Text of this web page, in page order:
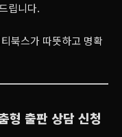
립니다.
북스가 따뜻하고 명확
형 출판 상담 신청